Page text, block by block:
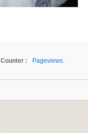
Counter :
Pageviews.